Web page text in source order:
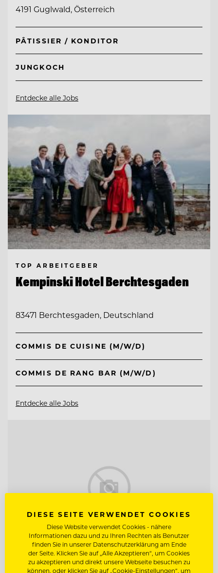
4191 Guglwald, Österreich
PÂTISSIER / KONDITOR
JUNGKOCH
Entdecke alle Jobs
TOP ARBEITGEBER
Kempinski Hotel Berchtesgaden
83471 Berchtesgaden, Deutschland
COMMIS DE CUISINE (M/W/D)
COMMIS DE RANG BAR (M/W/D)
Entdecke alle Jobs
TOP ARBEITGEBER
DIESE SEITE VERWENDET COOKIES
Diese Website verwendet Cookies - nähere
Informationen dazu und zu Ihren Rechten als Benutzer
finden Sie in unserer Datenschutzerklärung am Ende
der Seite. Klicken Sie auf „Alle Akzeptieren“, um Cookies
zu akzeptieren und direkt unsere Webseite besuchen zu
können, oder klicken Sie auf „Cookie-Einstellungen“, um